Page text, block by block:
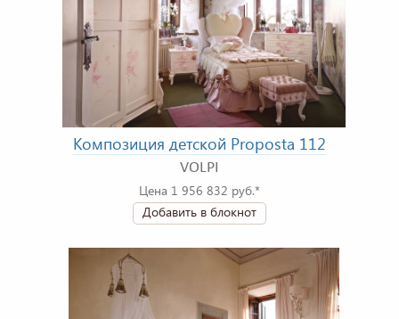
Композиция детской Proposta 112
VOLPI
Цена 1 956 832 руб.*
Добавить в блокнот